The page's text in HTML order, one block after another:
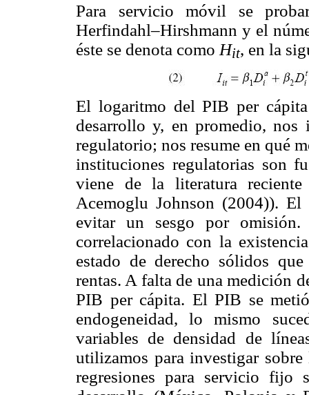
Para servicio móvil se
Herfindahl–Hirshmann y el
éste se denota como Hit, en la
El logaritmo del PIB per
desarrollo y, en promedio,
regulatorio; nos resume en qué
instituciones regulatorias son
viene de la literatura
Acemoglu Johnson (2004)).
evitar un sesgo por
correlacionado con la
estado de derecho sólidos
rentas. A falta de una medición
PIB per cápita. El PIB se
endogeneidad, lo mismo
variables de densidad de
utilizamos para investigar sobre
regresiones para servicio